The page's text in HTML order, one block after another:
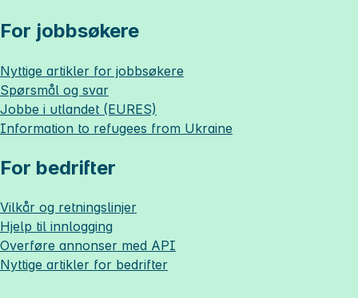
For jobbsøkere
Nyttige artikler for jobbsøkere
Spørsmål og svar
Jobbe i utlandet (EURES)
Information to refugees from Ukraine
For bedrifter
Vilkår og retningslinjer
Hjelp til innlogging
Overføre annonser med API
Nyttige artikler for bedrifter